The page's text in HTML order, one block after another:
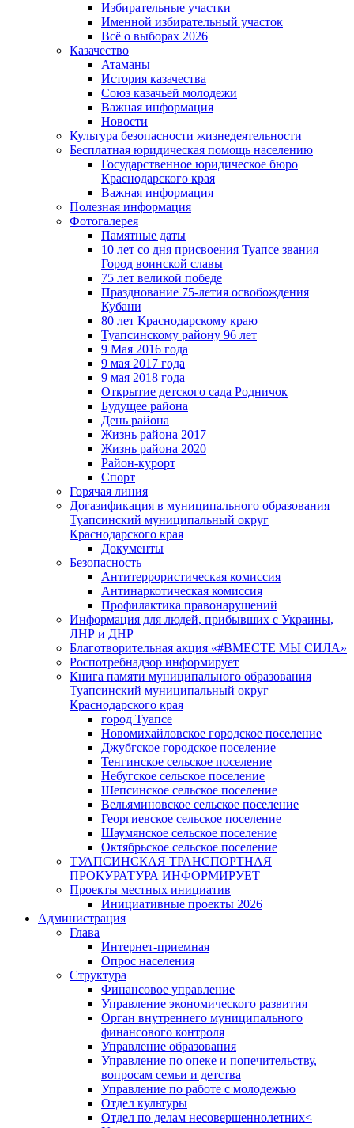
Избирательные участки
Именной избирательный участок
Всё о выборах 2026
Казачество
Атаманы
История казачества
Союз казачьей молодежи
Важная информация
Новости
Культура безопасности жизнедеятельности
Бесплатная юридическая помощь населению
Государственное юридическое бюро
Краснодарского края
Важная информация
Полезная информация
Фотогалерея
Памятные даты
10 лет со дня присвоения Туапсе звания
Город воинской славы
75 лет великой победе
Празднование 75-летия освобождения
Кубани
80 лет Краснодарскому краю
Туапсинскому району 96 лет
9 Мая 2016 года
9 мая 2017 года
9 мая 2018 года
Открытие детского сада Родничок
Будущее района
День района
Жизнь района 2017
Жизнь района 2020
Район-курорт
Спорт
Горячая линия
Догазификация в муниципального образования
Туапсинский муниципальный округ
Краснодарского края
Документы
Безопасность
Антитеррористическая комиссия
Антинаркотическая комиссия
Профилактика правонарушений
Информация для людей, прибывших с Украины,
ЛНР и ДНР
Благотворительная акция «#ВМЕСТЕ МЫ СИЛА»
Роспотребнадзор информирует
Книга памяти муниципального образования
Туапсинский муниципальный округ
Краснодарского края
город Туапсе
Новомихайловское городское поселение
Джубгское городское поселение
Тенгинское сельское поселение
Небугское сельское поселение
Шепсинское сельское поселение
Вельяминовское сельское поселение
Георгиевское сельское поселение
Шаумянское сельское поселение
Октябрьское сельское поселение
ТУАПСИНСКАЯ ТРАНСПОРТНАЯ
ПРОКУРАТУРА ИНФОРМИРУЕТ
Проекты местных инициатив
Инициативные проекты 2026
Администрация
Глава
Интернет-приемная
Опрос населения
Структура
Финансовое управление
Управление экономического развития
Орган внутреннего муниципального
финансового контроля
Управление образования
Управление по опеке и попечительству,
вопросам семьи и детства
Управление по работе с молодежью
Отдел культуры
Отдел по делам несовершеннолетних<